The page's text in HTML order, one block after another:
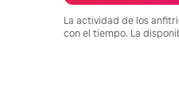
La actividad de los
con el tiempo. La